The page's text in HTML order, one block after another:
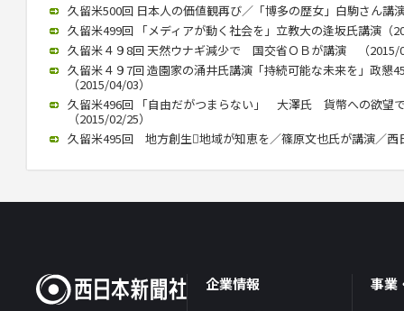
久留米500回 日本人の価値観再び／「博多の歴女」白駒さん
久留米499回 「メディアが動く社会を」立教大の逢坂氏講演（
久留米４９8回 天然ウナギ減少で 国交省ＯＢが講演 （2015/
久留米４９7回 造園家の涌井氏講演「持続可能な未来を」政懇
（2015/04/03）
久留米496回 「自由だがつまらない」 大澤氏 貨幣への欲望
（2015/02/25）
久留米495回 地方創生地域が知恵を／篠原文也氏が講演／西
企業情報 事業